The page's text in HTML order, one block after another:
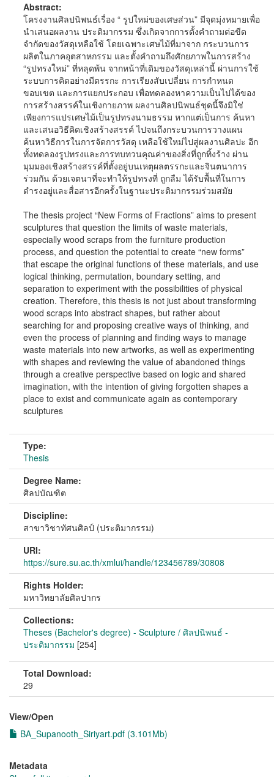
Abstract:
โครงงานศิลปนิพนธ์เรื่อง “ รูปใหม่ของเศษส่วน” มีจุดมุ่งหมายเพื่อ
นำเสนอผลงาน ประติมากรรม ซึ่งเกิดจากการตั้งคำถามต่อขีด
จำกัดของวัสดุเหลือใช้ โดยเฉพาะเศษไม้ที่มาจาก กระบวนการ
ผลิตในภาคอุตสาหกรรม และตั้งคำถามถึงศักยภาพในการสร้าง
“รูปทรงใหม่” ที่หลุดพ้น จากหน้าที่เดิมของวัสดุเหล่านี้ ผ่านการใช้
ระบบการคิดอย่างมีตรรกะ การเรียงสับเปลี่ยน การกำหนด
ขอบเขต และการแยกประกอบ เพื่อทดลองหาความเป็นไปได้ของ
การสร้างสรรค์ในเชิงกายภาพ ผลงานศิลปนิพนธ์ชุดนี้จึงมิใช่
เพียงการแปรเศษไม้เป็นรูปทรงนามธรรม หากแต่เป็นการ ค้นหา
และเสนอวิธีคิดเชิงสร้างสรรค์ ไปจนถึงกระบวนการวางแผน
ค้นหาวิธีการในการจัดการวัสดุ เหลือใช้ใหม่ไปสู่ผลงานศิลปะ อีก
ทั้งทดลองรูปทรงและการทบทวนคุณค่าของสิ่งที่ถูกทิ้งร้าง ผ่าน
มุมมองเชิงสร้างสรรค์ที่ตั้งอยู่บนเหตุผลตรรกะและจินตนาการ
ร่วมกัน ด้วยเจตนาที่จะทำให้รูปทรงที่ ถูกลืม ได้รับพื้นที่ในการ
ดำรงอยู่และสื่อสารอีกครั้งในฐานะประติมากรรมร่วมสมัย
The thesis project “New Forms of Fractions” aims to present
sculptures that question the limits of waste materials,
especially wood scraps from the furniture production
process, and question the potential to create “new forms”
that escape the original functions of these materials, and use
logical thinking, permutation, boundary setting, and
separation to experiment with the possibilities of physical
creation. Therefore, this thesis is not just about transforming
wood scraps into abstract shapes, but rather about
searching for and proposing creative ways of thinking, and
even the process of planning and finding ways to manage
waste materials into new artworks, as well as experimenting
with shapes and reviewing the value of abandoned things
through a creative perspective based on logic and shared
imagination, with the intention of giving forgotten shapes a
place to exist and communicate again as contemporary
sculptures
Type:
Thesis
Degree Name:
ศิลปบัณฑิต
Discipline:
สาขาวิชาทัศนศิลป์ (ประติมากรรม)
URI:
https://sure.su.ac.th/xmlui/handle/123456789/30808
Rights Holder:
มหาวิทยาลัยศิลปากร
Collections:
Theses (Bachelor's degree) - Sculpture / ศิลปนิพนธ์ -
ประติมากรรม [254]
Total Download:
29
View/Open
BA_Supanooth_Siriyart.pdf (3.101Mb)
Metadata